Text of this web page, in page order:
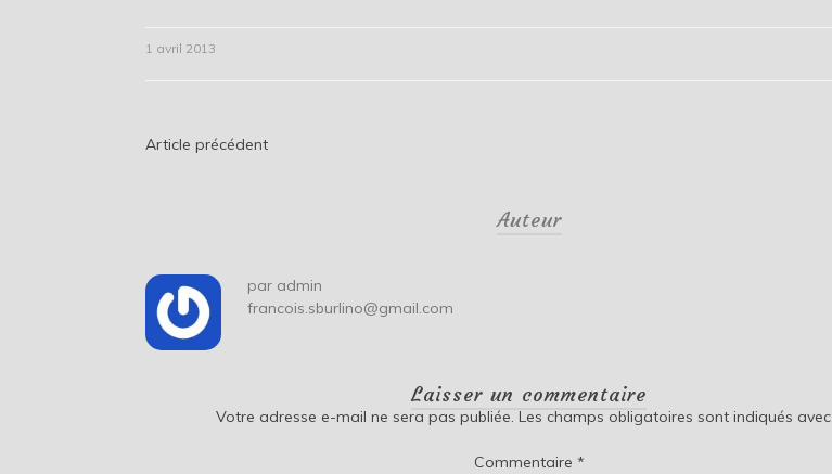
1 avril 2013
Navigation
Article précédent
Auteur
par admin
francois.sburlino@gmail.com
Laisser un commentaire
Votre adresse e-mail ne sera pas publiée. Les champs obligatoires sont indiqués avec
Commentaire *